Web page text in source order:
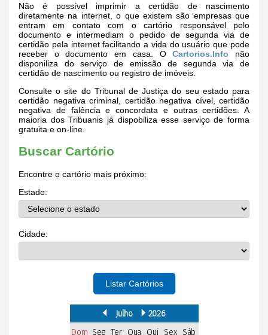
Não é possível imprimir a certidão de nascimento
diretamente na internet, o que existem são empresas que
entram em contato com o cartório responsável pelo
documento e intermediam o pedido de segunda via de
certidão pela internet facilitando a vida do usuário que pode
receber o documento em casa. OCartorios.Info não
disponiliza do serviço de emissão de segunda via de
certidão de nascimento ou registro de imóveis.
Consulte o site do Tribunal de Justiça do seu estado para
certidão negativa criminal, certidão negativa cível, certidão
negativa de falência e concordata e outras certidões. A
maioria dos Tribuanis já dispobiliza esse serviço de forma
gratuita e on-line.
Buscar Cartório
Encontre o cartório mais próximo:
Estado:
Cidade:
Listar Cartórios